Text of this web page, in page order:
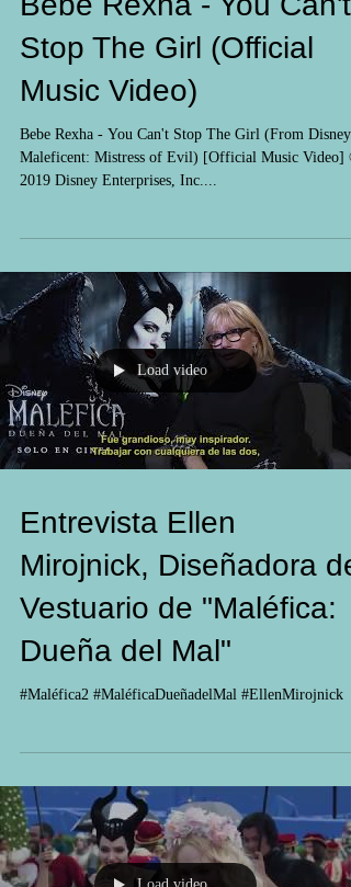
Bebe Rexha - You Can't
Stop The Girl (Official
Music Video)
Bebe Rexha - You Can't Stop The Girl (From
2019 Disney Enterprises, Inc....
Entrevista Ellen
Mirojnick, Diseñadora de
Vestuario de "Maléfica:
Dueña del Mal"
#Maléfica2 #MaléficaDueñadelMal #EllenMirojnick